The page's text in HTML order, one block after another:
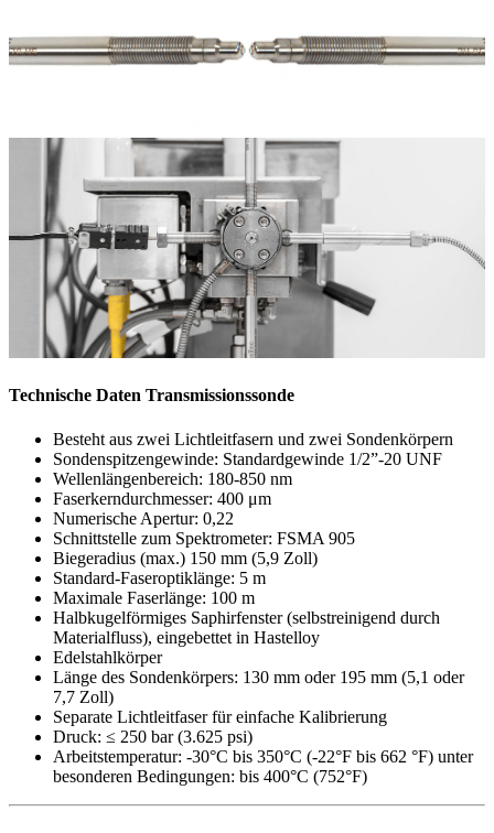
Technische Daten Transmissionssonde
Besteht aus zwei Lichtleitfasern und zwei Sondenkörpern
Sondenspitzengewinde: Standardgewinde 1/2”-20 UNF
Wellenlängenbereich: 180-850 nm
Faserkerndurchmesser: 400 μm
Numerische Apertur: 0,22
Schnittstelle zum Spektrometer: FSMA 905
Biegeradius (max.) 150 mm (5,9 Zoll)
Standard-Faseroptiklänge: 5 m
Maximale Faserlänge: 100 m
Halbkugelförmiges Saphirfenster (selbstreinigend durch
Materialfluss), eingebettet in Hastelloy
Edelstahlkörper
Länge des Sondenkörpers: 130 mm oder 195 mm (5,1 oder
7,7 Zoll)
Separate Lichtleitfaser für einfache Kalibrierung
Druck: ≤ 250 bar (3.625 psi)
Arbeitstemperatur: -30°C bis 350°C (-22°F bis 662 °F) unter
besonderen Bedingungen: bis 400°C (752°F)